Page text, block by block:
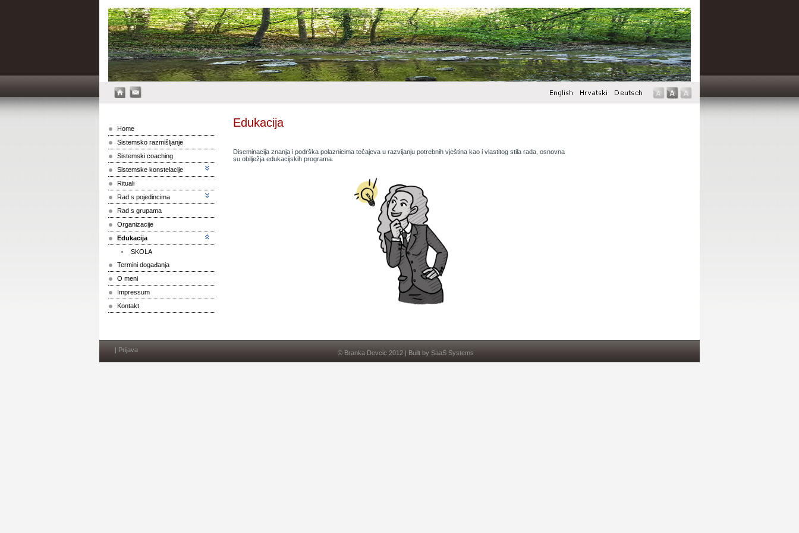
Home
Sistemsko razmišljanje
Sistemski coaching
Sistemske konstelacije
Rituali
Rad s pojedincima
Rad s grupama
Organizacije
Edukacija
SKOLA
Termini događanja
O meni
Impressum
Kontakt
Edukacija
Diseminacija znanja i podrška polaznicima tečajeva u razvijanju potrebnih vještina kao i vlastitog stila rada, osnovna
su obilježja edukacijskih programa.
| Prijava © Branka Devcic 2012 | Built by SaaS Systems